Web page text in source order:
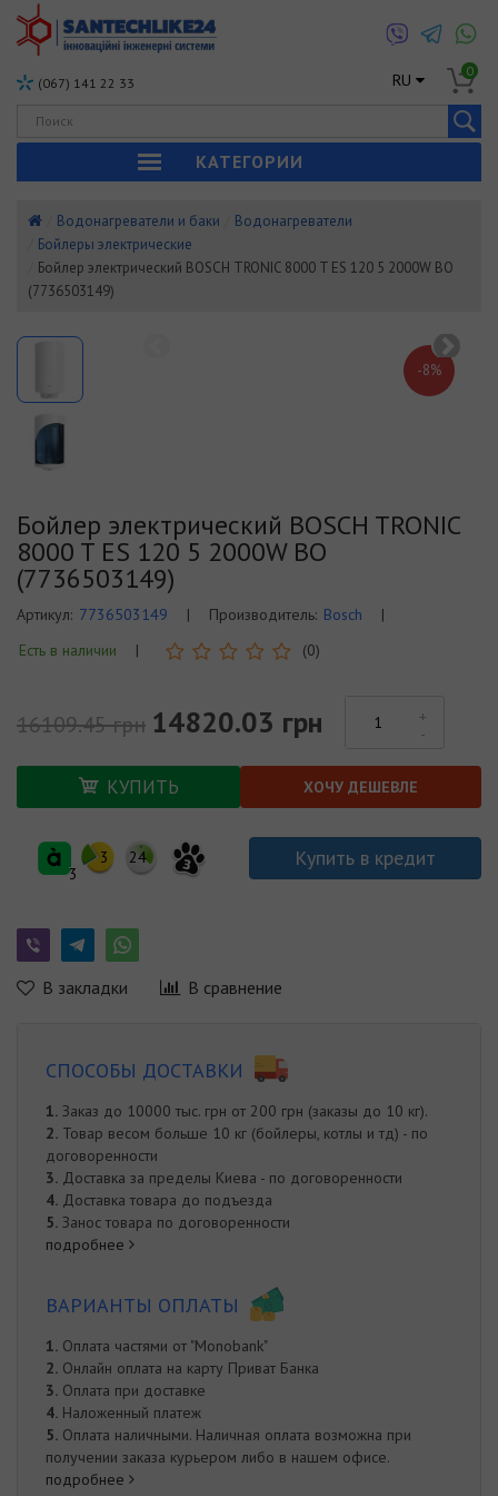
(067) 141 22 33 RU 0
КАТЕГОРИИ
Водонагреватели и баки
Водонагреватели
Бойлеры электрические
Бойлер электрический BOSCH TRONIC 8000 T ES 120 5 2000W BO
(7736503149)
-8%
Бойлер электрический BOSCH TRONIC
8000 T ES 120 5 2000W BO
(7736503149)
Артикул: 7736503149 | Производитель: Bosch
|
Есть в наличии
| (0)
16109.45 грн 14820.03 грн
КУПИТЬ ХОЧУ ДЕШЕВЛЕ
3
3 24 3 Купить в кредит
В закладки В сравнение
СПОСОБЫ ДОСТАВКИ
1. Заказ до 10000 тыс. грн от 200 грн (заказы до 10 кг).
2. Товар весом больше 10 кг (бойлеры, котлы и тд) - по
договоренности
3. Доставка за пределы Киева - по договоренности
4. Доставка товара до подъезда
5. Занос товара по договоренности
подробнее
ВАРИАНТЫ ОПЛАТЫ
1. Оплата частями от "Monobank"
2. Онлайн оплата на карту Приват Банка
3. Оплата при доставке
4. Наложенный платеж
5. Оплата наличными. Наличная оплата возможна при
получении заказа курьером либо в нашем офисе.
подробнее